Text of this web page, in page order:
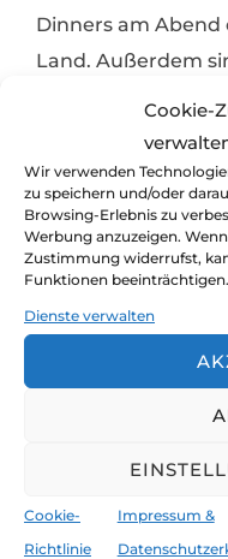
Cookie-
Wir verwenden
zu speichern und/oder
Browsing-Erlebnis zu
Werbung anzuzeigen.
Zustimmung widerrufst,
Funktionen beeinträchtigen.
Dienste verwalten
Cookie-
Richtlinie
Impressum &
Dinners am
Land. Außerdem
Boot unterwegs,
hervorragenden
gebracht wurde
warten und
Spannend ist auch
erzählen. Im Zuge
auch gleich noch
Reise finanzieren
Du findest